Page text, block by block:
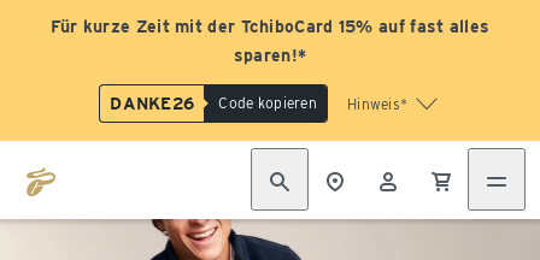
Für kurze Zeit mit der TchiboCard 15% auf fast alles
sparen!*
DANKE26 Code kopieren Hinweis*